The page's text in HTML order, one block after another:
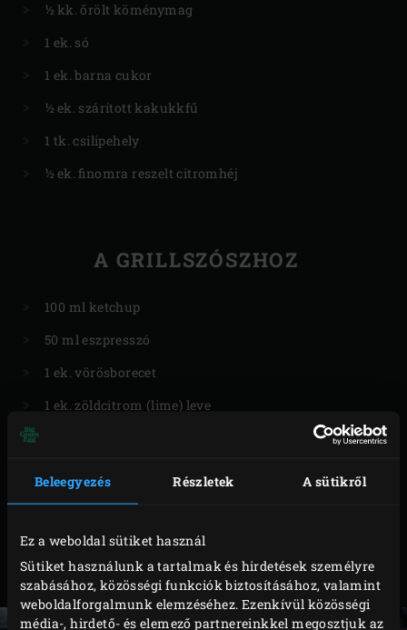
Beleegyezés Részletek A sütikről
Ez a weboldal sütiket használ
Sütiket használunk a tartalmak és hirdetések személyre
szabásához, közösségi funkciók biztosításához, valamint
weboldalforgalmunk elemzéséhez. Ezenkívül közösségi
média-, hirdető- és elemező partnereinkkel megosztjuk az
½ kk. őrölt köménymag
1 ek. só
1 ek. barna cukor
½ ek. szárított kakukkfű
1 tk. csilipehely
½ ek. finomra reszelt citromhéj
A GRILLSZÓSZHOZ
100 ml ketchup
50 ml eszpresszó
1 ek. vörösborecet
1 ek. zöldcitrom (lime) leve
½ kk. cayenne bors
¼ tk. só